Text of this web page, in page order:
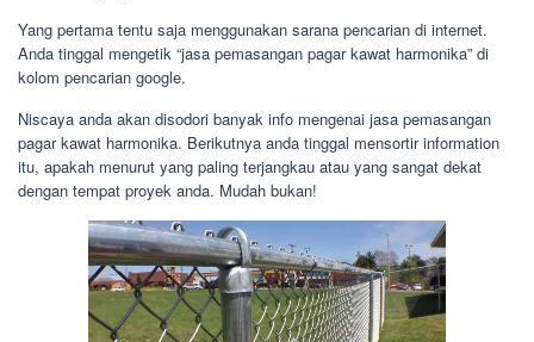
Yang pertama tentu saja menggunakan sarana pencarian di internet.
Anda tinggal mengetik “jasa pemasangan pagar kawat harmonika” di
kolom pencarian google.
Niscaya anda akan disodori banyak info mengenai jasa pemasangan
pagar kawat harmonika. Berikutnya anda tinggal mensortir information
itu, apakah menurut yang paling terjangkau atau yang sangat dekat
dengan tempat proyek anda. Mudah bukan!